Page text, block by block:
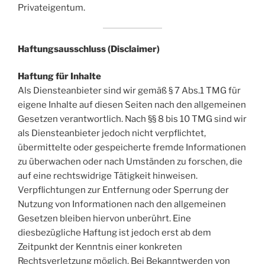
Privateigentum.
Haftungsausschluss (Disclaimer)
Haftung für Inhalte
Als Diensteanbieter sind wir gemäß § 7 Abs.1 TMG für
eigene Inhalte auf diesen Seiten nach den allgemeinen
Gesetzen verantwortlich. Nach §§ 8 bis 10 TMG sind wir
als Diensteanbieter jedoch nicht verpflichtet,
übermittelte oder gespeicherte fremde Informationen
zu überwachen oder nach Umständen zu forschen, die
auf eine rechtswidrige Tätigkeit hinweisen.
Verpflichtungen zur Entfernung oder Sperrung der
Nutzung von Informationen nach den allgemeinen
Gesetzen bleiben hiervon unberührt. Eine
diesbezügliche Haftung ist jedoch erst ab dem
Zeitpunkt der Kenntnis einer konkreten
Rechtsverletzung möglich. Bei Bekanntwerden von